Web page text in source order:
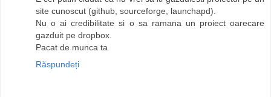
site cunoscut (github, sourceforge, launchapd).
Nu o ai credibilitate si o sa ramana un proiect oarecare
gazduit pe dropbox.
Pacat de munca ta
Răspundeți